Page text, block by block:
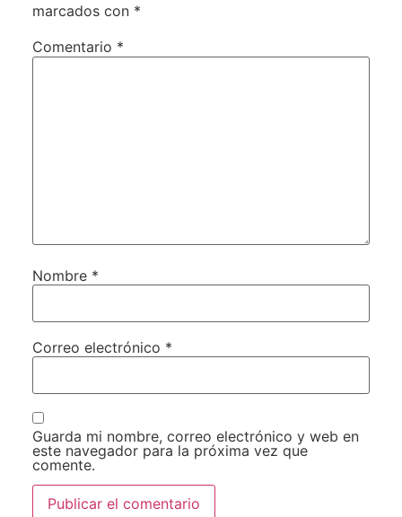
marcados con *
Comentario *
Nombre *
Correo electrónico *
Guarda mi nombre, correo electrónico y web en
este navegador para la próxima vez que
comente.